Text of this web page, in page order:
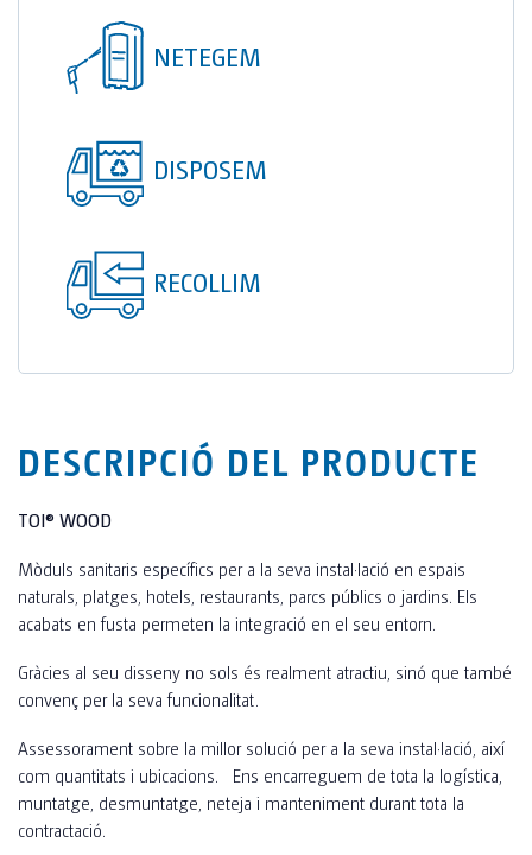
TOI® COLUMNA
SANI TOI®
TOI® SHOWER
TOI® SHOWER EMERGE
NETEGEM
DISPOSEM
RECOLLIM
DESCRIPCIÓ DEL PRODUCTE
TOI® WOOD
Mòduls sanitaris específics per a la seva instal·lació en espais
naturals, platges, hotels, restaurants, parcs públics o jardins. Els
acabats en fusta permeten la integració en el seu entorn.
Gràcies al seu disseny no sols és realment atractiu, sinó que també
convenç per la seva funcionalitat.
Assessorament sobre la millor solució per a la seva instal·lació, així
com quantitats i ubicacions. Ens encarreguem de tota la logística,
muntatge, desmuntatge, neteja i manteniment durant tota la
contractació.